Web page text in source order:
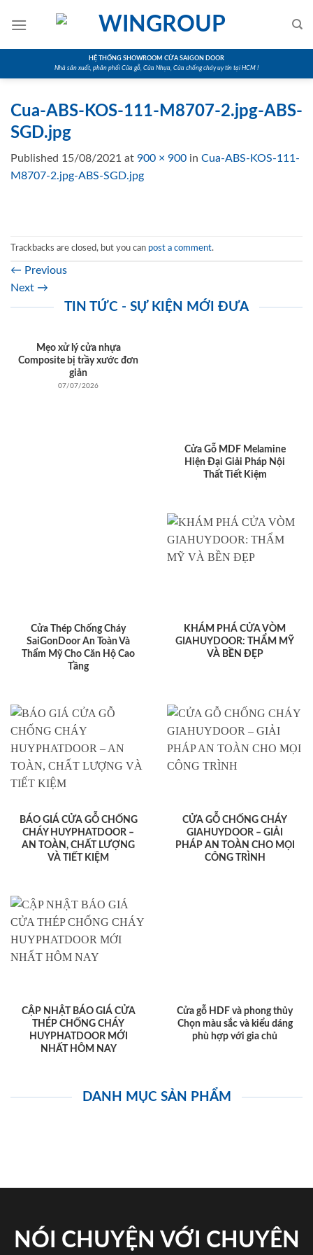
HỆ THỐNG SHOWROOM CỬA SAIGON DOOR
Nhà sản xuất, phân phối Cửa gỗ, Cửa Nhựa, Cửa chống cháy uy tín tại HCM !
Cua-ABS-KOS-111-M8707-2.jpg-ABS-
SGD.jpg
Published 15/08/2021 at 900 × 900 in Cua-ABS-KOS-111-
M8707-2.jpg-ABS-SGD.jpg
Trackbacks are closed, but you can post a comment.
← Previous
Next →
TIN TỨC - SỰ KIỆN MỚI ĐƯA
Mẹo xử lý cửa nhựa
Composite bị trầy xước đơn
giản
07/07/2026
Cửa Gỗ MDF Melamine
Hiện Đại Giải Pháp Nội
Thất Tiết Kiệm
Cửa Thép Chống Cháy
SaiGonDoor An Toàn Và
Thẩm Mỹ Cho Căn Hộ Cao
Tầng
KHÁM PHÁ CỬA VÒM
GIAHUYDOOR: THẨM MỸ
VÀ BỀN ĐẸP
BÁO GIÁ CỬA GỖ CHỐNG
CHÁY HUYPHATDOOR –
AN TOÀN, CHẤT LƯỢNG
VÀ TIẾT KIỆM
CỬA GỖ CHỐNG CHÁY
GIAHUYDOOR – GIẢI
PHÁP AN TOÀN CHO MỌI
CÔNG TRÌNH
CẬP NHẬT BÁO GIÁ CỬA
THÉP CHỐNG CHÁY
HUYPHATDOOR MỚI
NHẤT HÔM NAY
Cửa gỗ HDF và phong thủy
Chọn màu sắc và kiểu dáng
phù hợp với gia chủ
DANH MỤC SẢN PHẨM
NÓI CHUYỆN VỚI CHUYÊN